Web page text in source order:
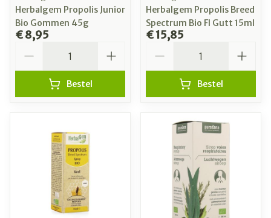
Herbalgem Propolis Junior
Bio Gommen 45g
€ 8,95
Bestel
Herbalgem Propolis Breed
Spectrum Bio Fl Gutt 15ml
€ 15,85
Bestel